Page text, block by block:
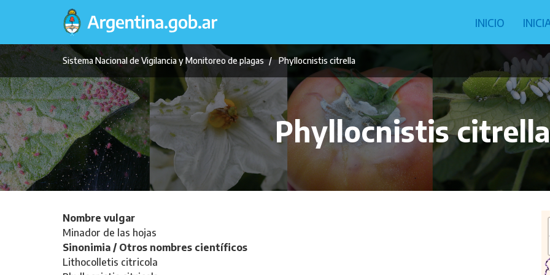
principal
INICIO
Sistema Nacional de Vigilancia y Monitoreo de plagas Phyllocnistis citrella
Phyllocnistis citrella
Nombre vulgar
Minador de las hojas
Sinonimia / Otros nombres científicos
Lithocolletis citricola